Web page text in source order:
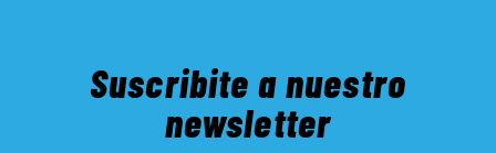
Suscribite a nuestro
newsletter